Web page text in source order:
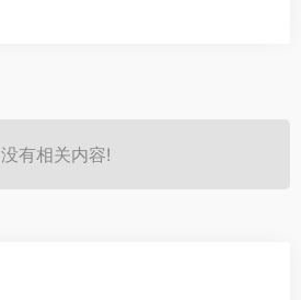
没有相关内容!